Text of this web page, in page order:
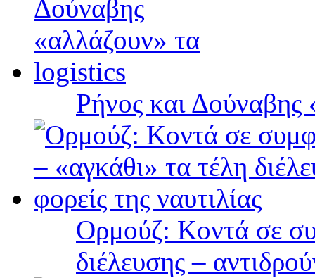
Ρήνος και
Ορμούζ: Κοντά σε
διέλευσης –